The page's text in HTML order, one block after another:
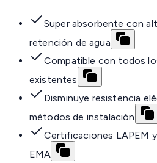
Super absorbente con
retención de agua
Compatible con todos
existentes
Disminuye resistencia
métodos de instalación
Certificaciones LAPEM
EMA